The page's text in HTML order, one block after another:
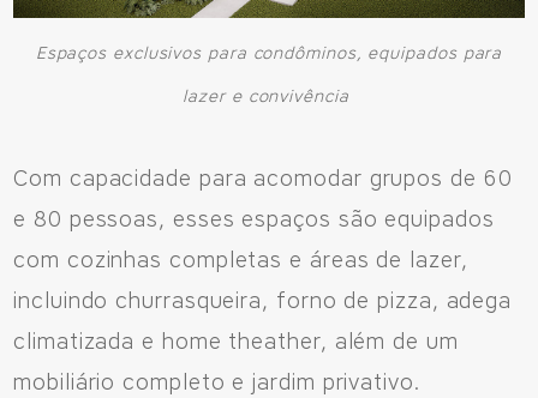
Espaços exclusivos para condôminos, equipados para
lazer e convivência
Com capacidade para acomodar grupos de 60
e 80 pessoas, esses espaços são equipados
com cozinhas completas e áreas de lazer,
incluindo churrasqueira, forno de pizza, adega
climatizada e home theather, além de um
mobiliário completo e jardim privativo.